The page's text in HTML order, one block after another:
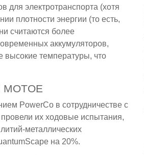
для электротранспорта (хотя
плотности энергии (то есть,
считаются более
аккумуляторов,
высокие температуры, что
PowerCo в сотрудничестве с
их ходовые испытания,
металлических
на 20%.